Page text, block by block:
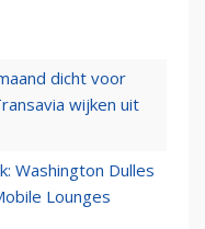
dicht voor
wijken uit
Washington Dulles
Lounges